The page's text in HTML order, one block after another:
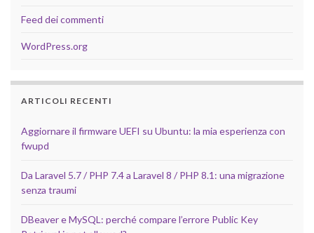
Feed dei commenti
WordPress.org
ARTICOLI RECENTI
Aggiornare il firmware UEFI su Ubuntu: la mia esperienza con
fwupd
Da Laravel 5.7 / PHP 7.4 a Laravel 8 / PHP 8.1: una migrazione
senza traumi
DBeaver e MySQL: perché compare l’errore Public Key